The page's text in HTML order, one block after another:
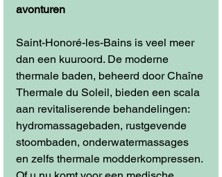
avonturen
Saint-Honoré-les-Bains is veel meer
dan een kuuroord. De moderne
thermale baden, beheerd door Chaîne
Thermale du Soleil, bieden een scala
aan revitaliserende behandelingen:
hydromassagebaden, rustgevende
stoombaden, onderwatermassages
en zelfs thermale modderkompressen.